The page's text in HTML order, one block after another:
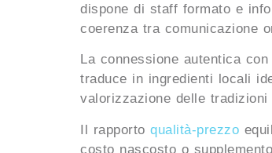
dispone di staff formato e
coerenza tra comunicazione
La connessione autentica
traduce in ingredienti locali
valorizzazione delle
Il rapporto qualità-prezzo
costo nascosto o